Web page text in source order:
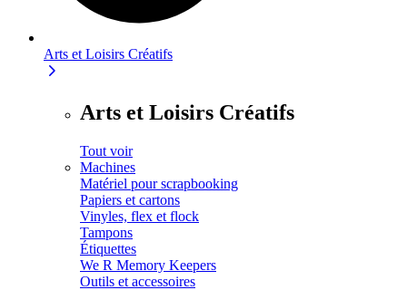
Arts et Loisirs Créatifs
Arts et Loisirs Créatifs
Tout voir
Machines
Matériel pour scrapbooking
Papiers et cartons
Vinyles, flex et flock
Tampons
Étiquettes
We R Memory Keepers
Outils et accessoires